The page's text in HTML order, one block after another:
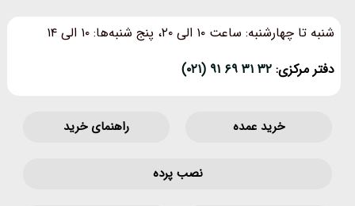
شنبه تا چهارشنبه: ساعت ۱۰ الی ۲۰، پنج شنبه‌ها: ۱۰ الی ۱۴
دفتر مرکزی: ۳۲ ۳۱ ۶۹ ۹۱ (۰۲۱)
خرید عمده راهنمای خرید
نصب پرده